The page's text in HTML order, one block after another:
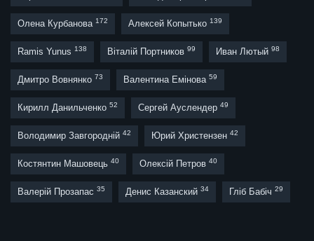
Олена Курбанова 172 Алексей Копытько 139
Ramis Yunus 138 Віталій Портников 99 Иван Лютый 98
Дмитро Вовнянко 73 Валентина Емінова 59
Кирилл Данильченко 52 Сергей Ауслендер 49
Володимир Завгородній 42 Юрий Христензен 42
Костянтин Машовець 40 Олексій Петров 40
Валерій Прозапас 35 Денис Казанский 34 Гліб Бабіч 29